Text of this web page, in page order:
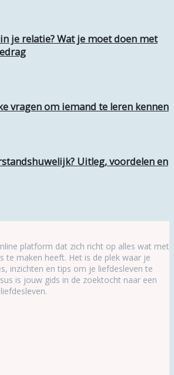
je relatie? Wat je moet doen met
vragen om iemand te leren kennen
Uitleg, voordelen en
platform dat zich richt op alles wat met
te maken heeft. Het is de plek waar je
inzichten en tips om je liefdesleven te
is jouw gids in de zoektocht naar een